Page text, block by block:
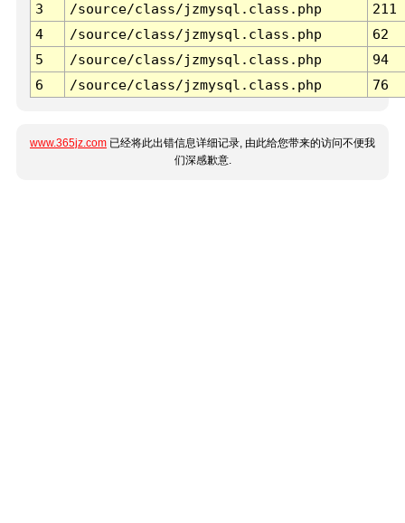
3 /source/class/jzmysql.class.php
211
4
/source/class/jzmysql.class.php
62
5
/source/class/jzmysql.class.php
94
6
/source/class/jzmysql.class.php 76
www.365jz.com 已经将此出错信息详细记录, 由此给您带来的访问不便我
们深感歉意.